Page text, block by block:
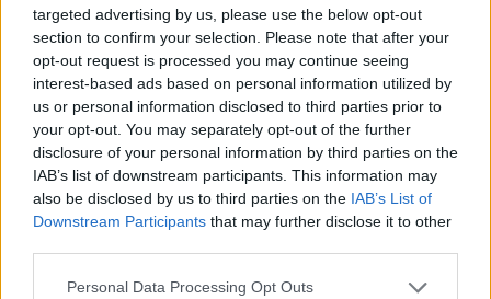
targeted advertising by us, please use the below opt-out
section to confirm your selection. Please note that after your
opt-out request is processed you may continue seeing
interest-based ads based on personal information utilized by
us or personal information disclosed to third parties prior to
your opt-out. You may separately opt-out of the further
disclosure of your personal information by third parties on the
IAB’s list of downstream participants. This information may
also be disclosed by us to third parties on the IAB’s List of
Downstream Participants that may further disclose it to other
Personal Data Processing Opt Outs
Cómo los cuentos impulsan el desarrollo
lingüístico en niños con pérdida auditiva
LEER